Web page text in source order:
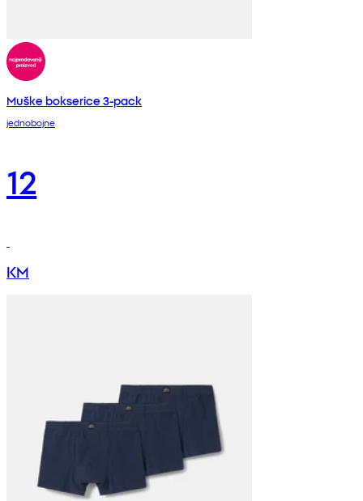
Muške bokserice 3-pack
jednobojne
12
KM